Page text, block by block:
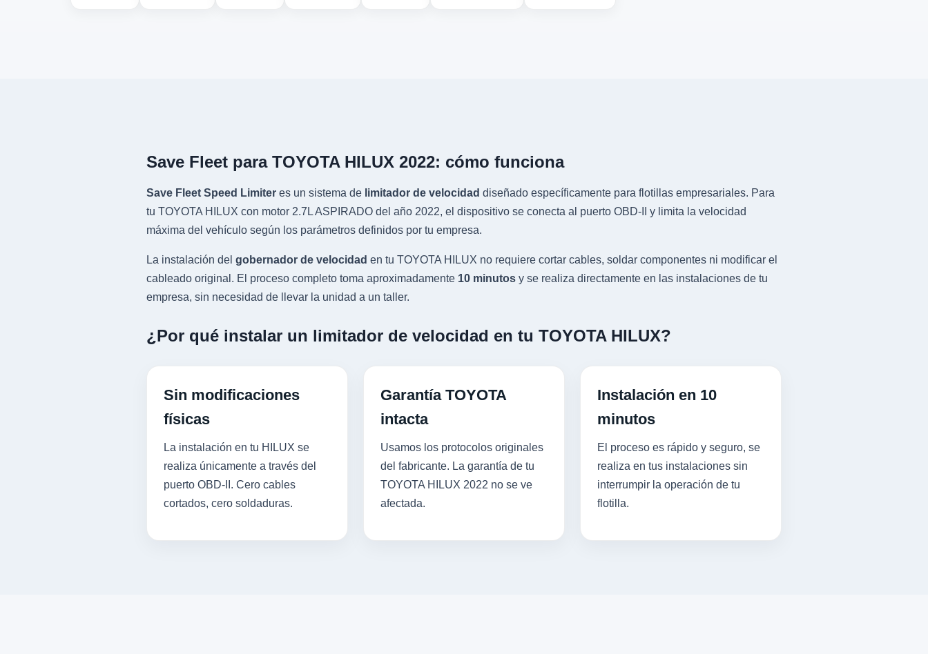
Save Fleet para TOYOTA HILUX 2022: cómo funciona
Save Fleet Speed Limiter es un sistema de limitador de velocidad diseñado específicamente para flotillas empresariales. Para
tu TOYOTA HILUX con motor 2.7L ASPIRADO del año 2022, el dispositivo se conecta al puerto OBD-II y limita la velocidad
máxima del vehículo según los parámetros definidos por tu empresa.
La instalación del gobernador de velocidad en tu TOYOTA HILUX no requiere cortar cables, soldar componentes ni modificar el
cableado original. El proceso completo toma aproximadamente 10 minutos y se realiza directamente en las instalaciones de tu
empresa, sin necesidad de llevar la unidad a un taller.
¿Por qué instalar un limitador de velocidad en tu TOYOTA HILUX?
Sin modificaciones
físicas
La instalación en tu HILUX se
realiza únicamente a través del
puerto OBD-II. Cero cables
cortados, cero soldaduras.
Garantía TOYOTA
intacta
Usamos los protocolos originales
del fabricante. La garantía de tu
TOYOTA HILUX 2022 no se ve
afectada.
Instalación en 10
minutos
El proceso es rápido y seguro, se
realiza en tus instalaciones sin
interrumpir la operación de tu
flotilla.